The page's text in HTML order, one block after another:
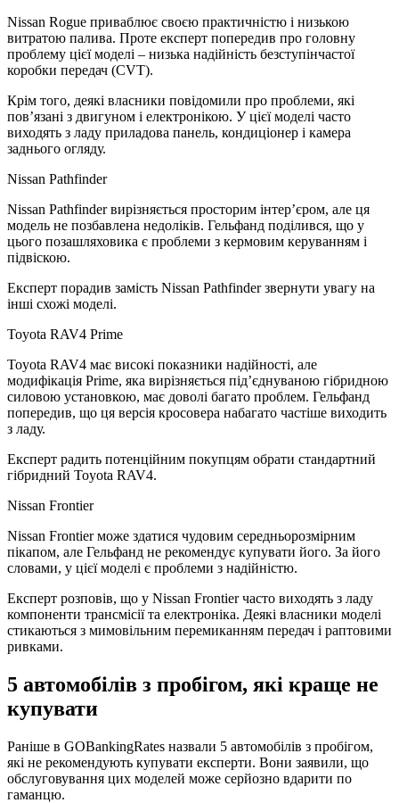
Nissan Rogue приваблює своєю практичністю і низькою
витратою палива. Проте експерт попередив про головну
проблему цієї моделі – низька надійність безступінчастої
коробки передач (CVT).
Крім того, деякі власники повідомили про проблеми, які
пов’язані з двигуном і електронікою. У цієї моделі часто
виходять з ладу приладова панель, кондиціонер і камера
заднього огляду.
Nissan Pathfinder
Nissan Pathfinder вирізняється просторим інтер’єром, але ця
модель не позбавлена недоліків. Гельфанд поділився, що у
цього позашляховика є проблеми з кермовим керуванням і
підвіскою.
Експерт порадив замість Nissan Pathfinder звернути увагу на
інші схожі моделі.
Toyota RAV4 Prime
Toyota RAV4 має високі показники надійності, але
модифікація Prime, яка вирізняється під’єднуваною гібридною
силовою установкою, має доволі багато проблем. Гельфанд
попередив, що ця версія кросовера набагато частіше виходить
з ладу.
Експерт радить потенційним покупцям обрати стандартний
гібридний Toyota RAV4.
Nissan Frontier
Nissan Frontier може здатися чудовим середньорозмірним
пікапом, але Гельфанд не рекомендує купувати його. За його
словами, у цієї моделі є проблеми з надійністю.
Експерт розповів, що у Nissan Frontier часто виходять з ладу
компоненти трансмісії та електроніка. Деякі власники моделі
стикаються з мимовільним перемиканням передач і раптовими
ривками.
5 автомобілів з пробігом, які краще не
купувати
Раніше в GOBankingRates назвали 5 автомобілів з пробігом,
які не рекомендують купувати експерти. Вони заявили, що
обслуговування цих моделей може серйозно вдарити по
гаманцю.